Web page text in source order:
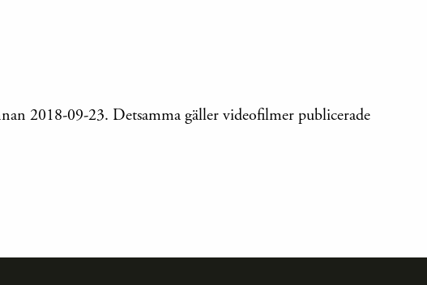
2018-09-23. Detsamma gäller videofilmer publicerade